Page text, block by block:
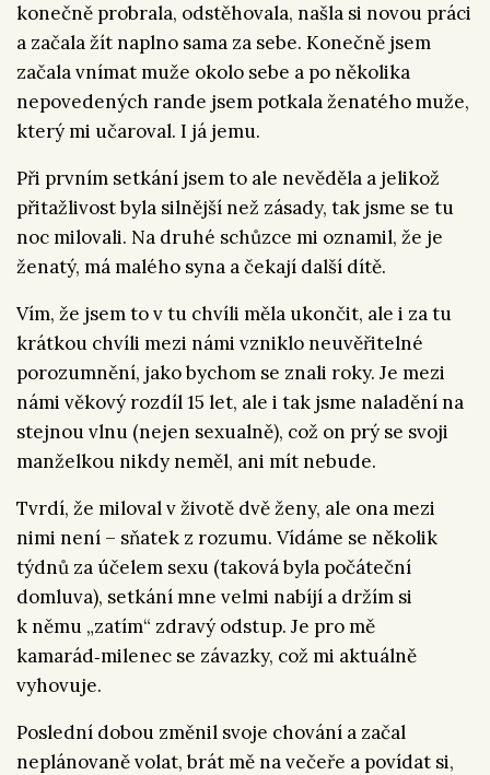
konečně probrala, odstěhovala, našla si novou práci
a začala žít naplno sama za sebe. Konečně jsem
začala vnímat muže okolo sebe a po několika
nepovedených rande jsem potkala ženatého muže,
který mi učaroval. I já jemu.
Při prvním setkání jsem to ale nevěděla a jelikož
přitažlivost byla silnější než zásady, tak jsme se tu
noc milovali. Na druhé schůzce mi oznamil, že je
ženatý, má malého syna a čekají další dítě.
Vím, že jsem to v tu chvíli měla ukončit, ale i za tu
krátkou chvíli mezi námi vzniklo neuvěřitelné
porozumnění, jako bychom se znali roky. Je mezi
námi věkový rozdíl 15 let, ale i tak jsme naladění na
stejnou vlnu (nejen sexualně), což on prý se svoji
manželkou nikdy neměl, ani mít nebude.
Tvrdí, že miloval v životě dvě ženy, ale ona mezi
nimi není – sňatek z rozumu. Vídáme se několik
týdnů za účelem sexu (taková byla počáteční
domluva), setkání mne velmi nabíjí a držím si
k němu „zatím“ zdravý odstup. Je pro mě
kamarád‑milenec se závazky, což mi aktuálně
vyhovuje.
Poslední dobou změnil svoje chování a začal
neplánovaně volat, brát mě na večeře a povídat si,